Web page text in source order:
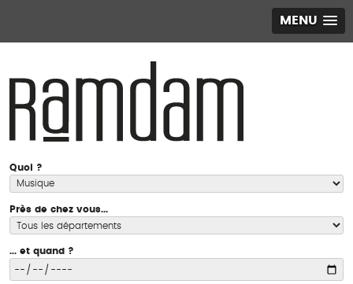
MENU
Quoi ?
Près de chez vous...
... et quand ?